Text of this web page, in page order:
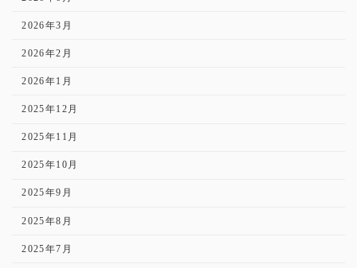
2026年3月
2026年2月
2026年1月
2025年12月
2025年11月
2025年10月
2025年9月
2025年8月
2025年7月